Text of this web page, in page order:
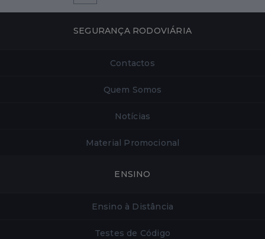
SEGURANÇA RODOVIÁRIA
Contactos
Quem Somos
Notícias
Material Promocional
ENSINO
Ensino à Distância
Testes de Código